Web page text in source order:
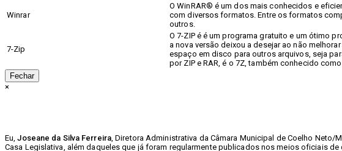
Winrar
O WinRAR® é um dos mais conhecidos e
com diversos formatos. Entre os formatos
outros.
7-Zip
O 7-ZIP é é um programa gratuito e um ótimo
a nova versão deixou a desejar ao não
espaço em disco para outros arquivos, seja
por ZIP e RAR, é o 7Z, também conhecido
Fechar
×
Eu,Joseane da Silva Ferreira, Diretora Administrativa da Câmara Municipal de Coelho
Casa Legislativa, além daqueles que já foram regularmente publicados nos meios oficiais